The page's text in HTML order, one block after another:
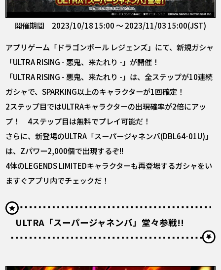
開催期間 2023/10/18 15:00 ～ 2023/11/03 15:00(JST)
アプリゲーム「ドラゴンボール レジェンズ」にて、新規ガシャ
「ULTRA RISING - 悪鬼、来たれり -」が開催！
「ULTRA RISING - 悪鬼、来たれり -」は、全ステップが10連続
ガシャで、SPARKING以上のキャラクターが1回確定！
2ステップ目ではULTRAキャラクターの出現確率が2倍にアッ
プ！ 4ステップ目は無料でプレイ可能だ！
さらに、新登場のULTRA「スーパージャネンバ(DBL64-01U)」
は、Zパワー2,000個で出現するぞ!!
4体のLEGENDS LIMITEDキャラクターも再登場するガシャをい
ますぐアプリ内でチェックだ！
ULTRA「スーパージャネンバ」堂々参戦!!